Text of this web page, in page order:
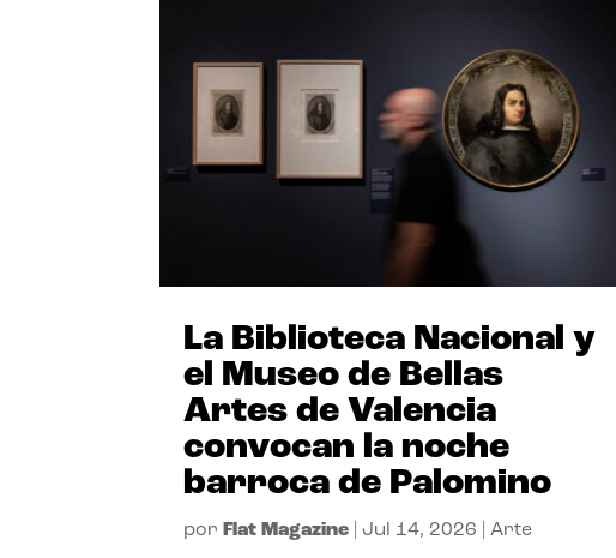
La Biblioteca Nacional y
el Museo de Bellas
Artes de Valencia
convocan la noche
barroca de Palomino
por Flat Magazine Jul 14, 2026 |Arte